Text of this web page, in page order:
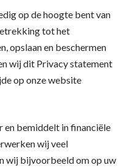
op de hoogte bent van
tot het
opslaan en beschermen
wij dit Privacy statement
op onze website
en bemiddelt in financiële
wij veel
wij bijvoorbeeld om op uw